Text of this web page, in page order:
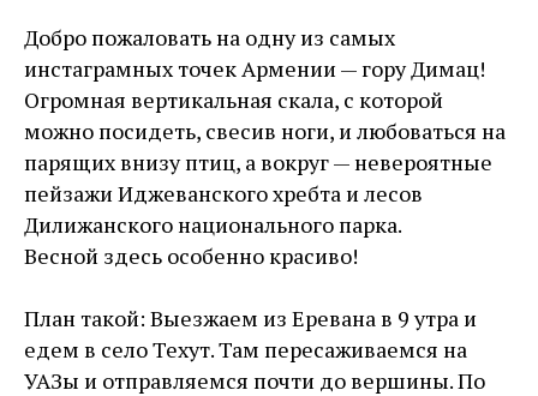
Добро пожаловать на одну из самых
инстаграмных точек Армении — гору Димац!
Огромная вертикальная скала, с которой
можно посидеть, свесив ноги, и любоваться на
парящих внизу птиц, а вокруг — невероятные
пейзажи Иджеванского хребта и лесов
Дилижанского национального парка.
Весной здесь особенно красиво!
План такой: Выезжаем из Еревана в 9 утра и
едем в село Техут. Там пересаживаемся на
УАЗы и отправляемся почти до вершины. По